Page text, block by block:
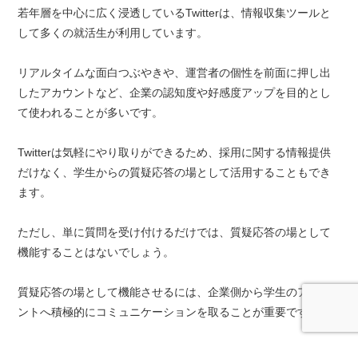
若年層を中心に広く浸透しているTwitterは、情報収集ツールと
して多くの就活生が利用しています。
リアルタイムな面白つぶやきや、運営者の個性を前面に押し出
したアカウントなど、企業の認知度や好感度アップを目的とし
て使われることが多いです。
Twitterは気軽にやり取りができるため、採用に関する情報提供
だけなく、学生からの質疑応答の場として活用することもでき
ます。
ただし、単に質問を受け付けるだけでは、質疑応答の場として
機能することはないでしょう。
質疑応答の場として機能させるには、企業側から学生のアカウ
ントへ積極的にコミュニケーションを取ることが重要です。